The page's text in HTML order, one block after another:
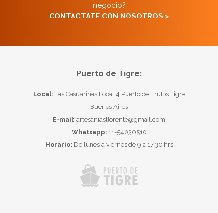
negocio?
CONTACTATE CON NOSOTROS >
Puerto de Tigre:
Local: Las Casuarinas Local 4 Puerto de Frutos Tigre
Buenos Aires
E-mail: artesaniasllorente@gmail.com
Whatsapp: 11-54030510
Horario: De lunes a viernes de 9 a 17.30 hrs